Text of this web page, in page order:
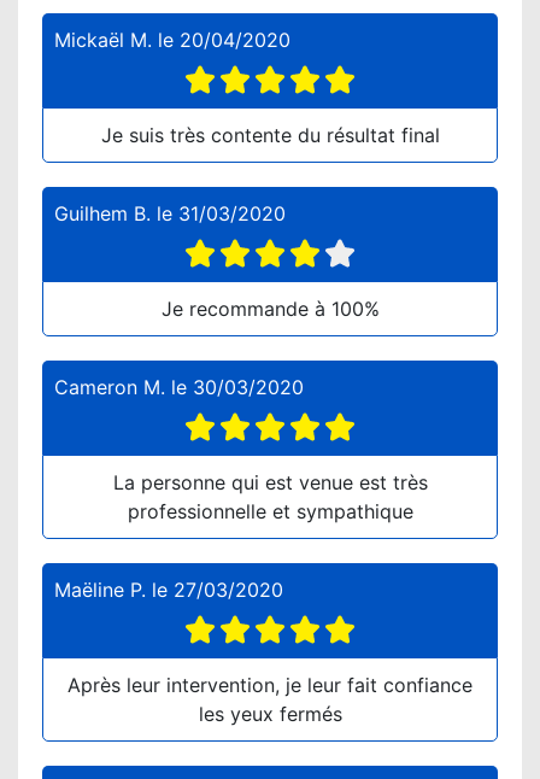
Mickaël M. le 20/04/2020
Je suis très contente du résultat final
Guilhem B. le 31/03/2020
Je recommande à 100%
Cameron M. le 30/03/2020
La personne qui est venue est très
professionnelle et sympathique
Maëline P. le 27/03/2020
Après leur intervention, je leur fait confiance
les yeux fermés